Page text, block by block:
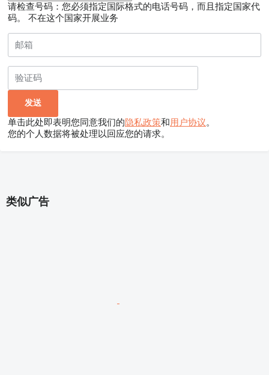
请检查号码：您必须指定国际格式的电话号码，而且指定国家代
码。
不在这个国家开展业务
单击此处即表明您同意我们的隐私政策和用户协议。
您的个人数据将被处理以回应您的请求。
类似广告